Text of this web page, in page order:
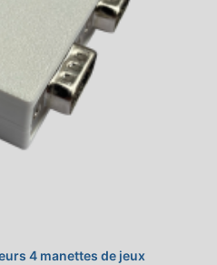
4 manettes de jeux